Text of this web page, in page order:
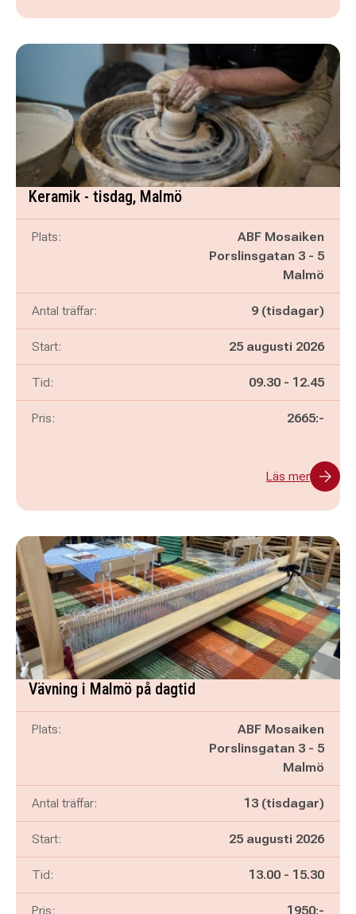
Keramik - tisdag, Malmö
Plats:
ABF Mosaiken
Porslinsgatan 3 - 5
Malmö
Antal träffar: 9 (tisdagar)
Start: 25 augusti 2026
Tid: Pågår mellan
09.30 - och
12.45
Pris: 2665:-
Läs mer
Vävning i Malmö på dagtid
Plats:
ABF Mosaiken
Porslinsgatan 3 - 5
Malmö
Antal träffar: 13 (tisdagar)
Start: 25 augusti 2026
Tid: Pågår mellan
13.00 - och
15.30
Pris: 1950:-